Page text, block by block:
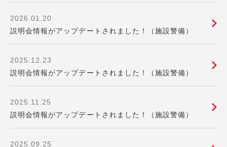
2026.01.20
説明会情報がアップデートされました！（施設警備）
2025.12.23
説明会情報がアップデートされました！（施設警備）
2025.11.25
説明会情報がアップデートされました！（施設警備）
2025.09.25